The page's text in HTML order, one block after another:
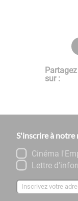
Partagez
sur :
S'inscrire à
Cinéma
Lettre